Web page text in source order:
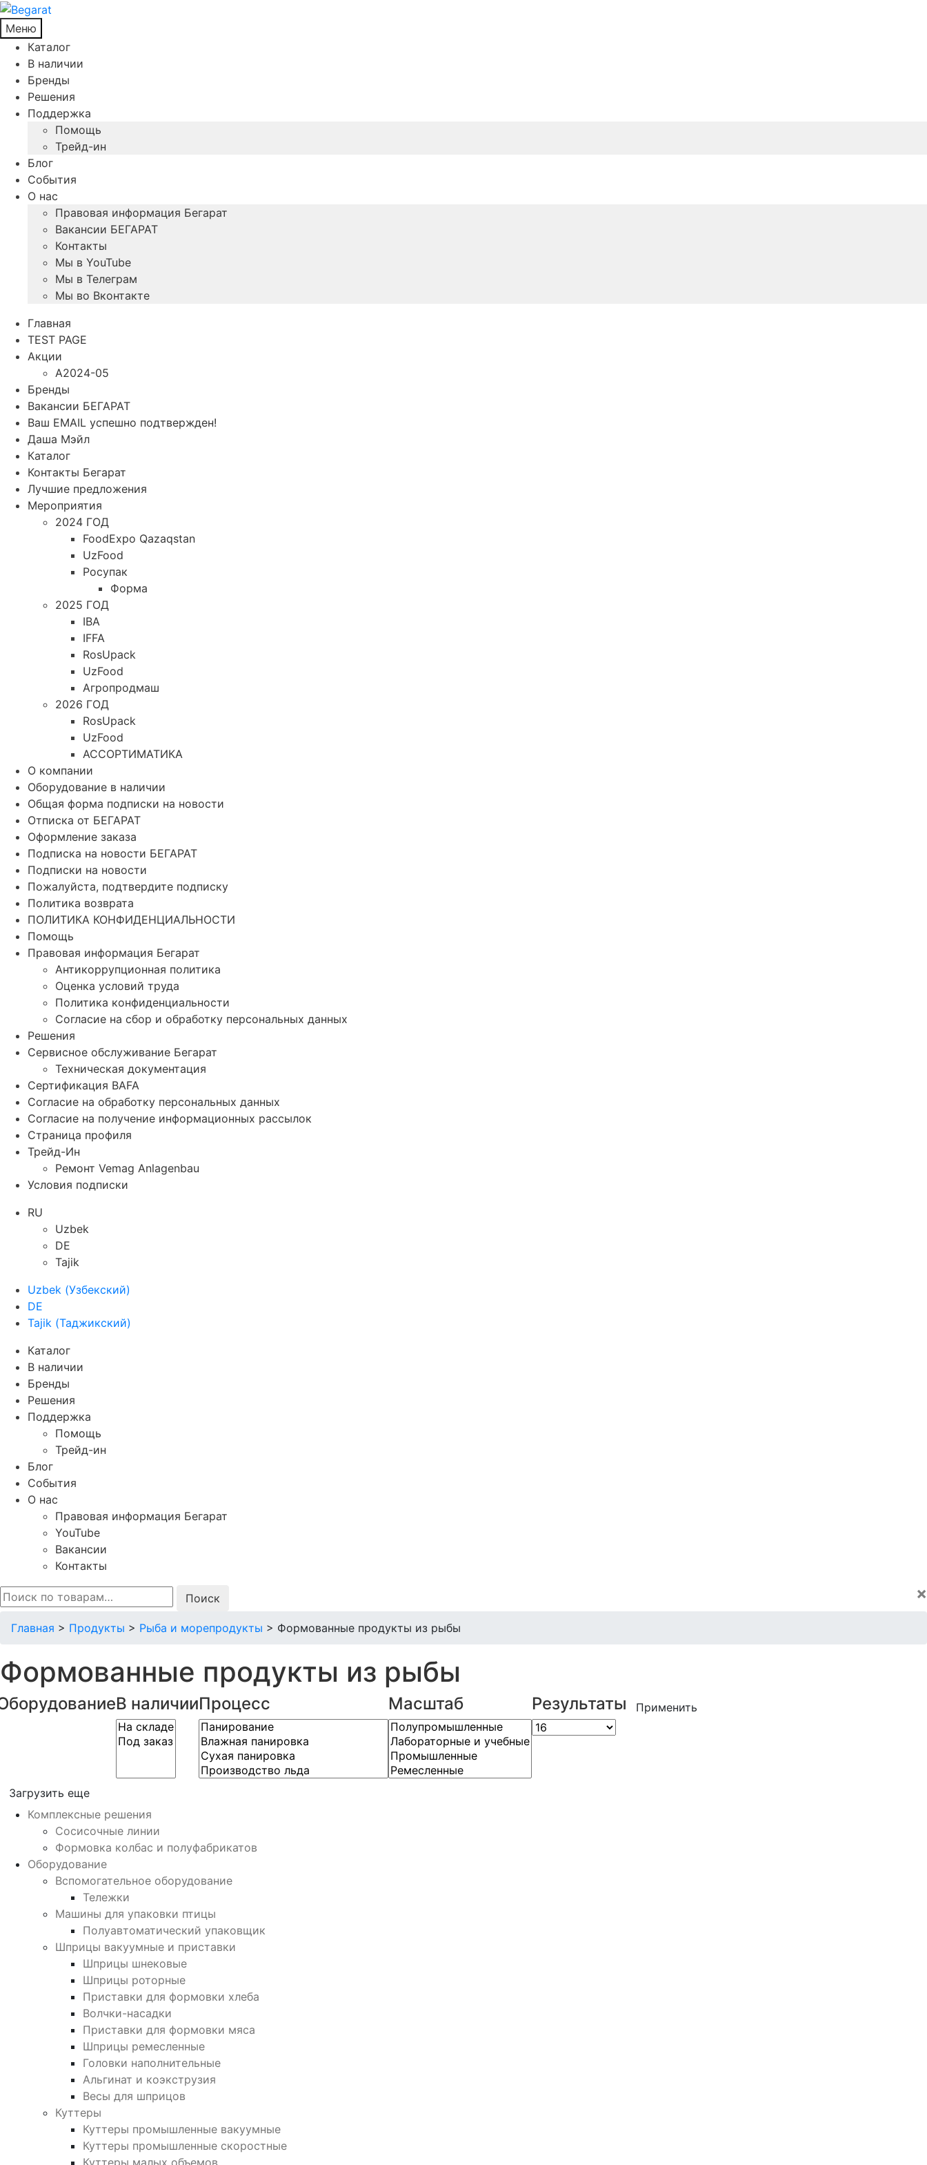
Меню
Каталог
В наличии
Бренды
Решения
Поддержка
Помощь
Трейд-ин
Блог
События
О нас
Правовая информация Бегарат
Вакансии БЕГАРАТ
Контакты
Мы в YouTube
Мы в Телеграм
Мы во Вконтакте
Главная
TEST PAGE
Акции
A2024-05
Бренды
Вакансии БЕГАРАТ
Ваш EMAIL успешно подтвержден!
Даша Мэйл
Каталог
Контакты Бегарат
Лучшие предложения
Мероприятия
2024 ГОД
FoodExpo Qazaqstan
UzFood
Росупак
Форма
2025 ГОД
IBA
IFFA
RosUpack
UzFood
Агропродмаш
2026 ГОД
RosUpack
UzFood
АССОРТИМАТИКА
О компании
Оборудование в наличии
Общая форма подписки на новости
Отписка от БЕГАРАТ
Оформление заказа
Подписка на новости БЕГАРАТ
Подписки на новости
Пожалуйста, подтвердите подписку
Политика возврата
ПОЛИТИКА КОНФИДЕНЦИАЛЬНОСТИ
Помощь
Правовая информация Бегарат
Антикоррупционная политика
Оценка условий труда
Политика конфиденциальности
Согласие на сбор и обработку персональных данных
Решения
Сервисное обслуживание Бегарат
Техническая документация
Сертификация BAFA
Согласие на обработку персональных данных
Согласие на получение информационных рассылок
Страница профиля
Трейд-Ин
Ремонт Vemag Anlagenbau
Условия подписки
RU
Uzbek
DE
Tajik
Uzbek (Узбекский)
DE
Tajik (Таджикский)
Каталог
В наличии
Бренды
Решения
Поддержка
Помощь
Трейд-ин
Блог
События
О нас
Правовая информация Бегарат
YouTube
Вакансии
Контакты
Искать:
×
Главная > Продукты > Рыба и морепродукты > Формованные продукты из рыбы
Формованные продукты из рыбы
В наличииПроцесс Масштаб Результаты Применить
Загрузить еще
Комплексные решения
Сосисочные линии
Формовка колбас и полуфабрикатов
Оборудование
Вспомогательное оборудование
Тележки
Машины для упаковки птицы
Полуавтоматический упаковщик
Шприцы вакуумные и приставки
Шприцы шнековые
Шприцы роторные
Приставки для формовки хлеба
Волчки-насадки
Приставки для формовки мяса
Шприцы ремесленные
Головки наполнительные
Альгинат и коэкструзия
Весы для шприцов
Куттеры
Куттеры промышленные вакуумные
Куттеры промышленные скоростные
Куттеры малых объемов